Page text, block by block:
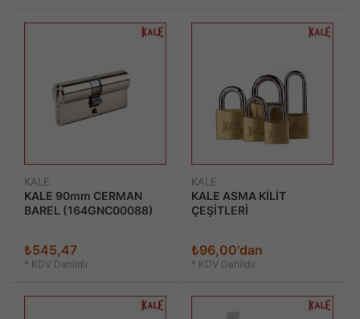
KALE
KALE 90mm CERMAN
BAREL (164GNC00088)
₺545,47
* KDV Dahildir
KALE
KALE ASMA KİLİT
ÇEŞİTLERİ
₺96,00'dan
* KDV Dahildir